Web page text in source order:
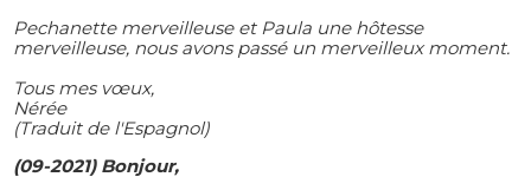
Pechanette merveilleuse et Paula une hôtesse
merveilleuse, nous avons passé un merveilleux moment.
Tous mes vœux,
Nérée
(Traduit de l'Espagnol)
(09-2021) Bonjour,